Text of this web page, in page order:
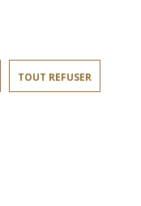
TOUT REFUSER